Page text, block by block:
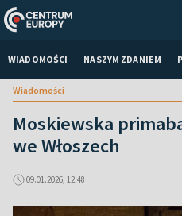
WIADOMOŚCI NASZYM ZDANIEM
Wiadomości
Moskiewska
we Włoszech
09.01.2026, 12:48